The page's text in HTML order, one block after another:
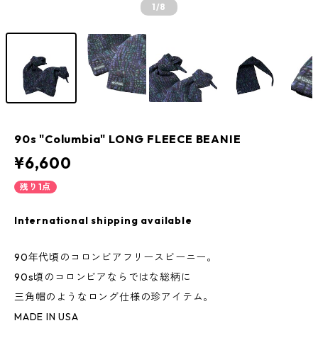
1/8
90s "Columbia" LONG FLEECE BEANIE
¥6,600
残り1点
International shipping available
90年代頃のコロンビアフリースビーニー。
90s頃のコロンビアならではな総柄に
三角帽のようなロング仕様の珍アイテム。
MADE IN USA